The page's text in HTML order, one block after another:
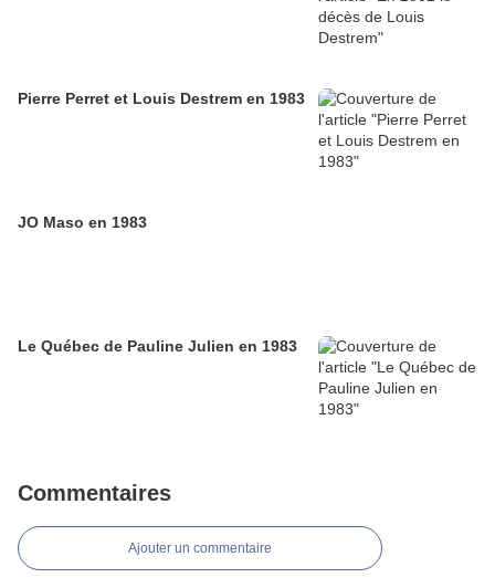
Pierre Perret et Louis Destrem en 1983
JO Maso en 1983
Le Québec de Pauline Julien en 1983
Commentaires
Ajouter un commentaire